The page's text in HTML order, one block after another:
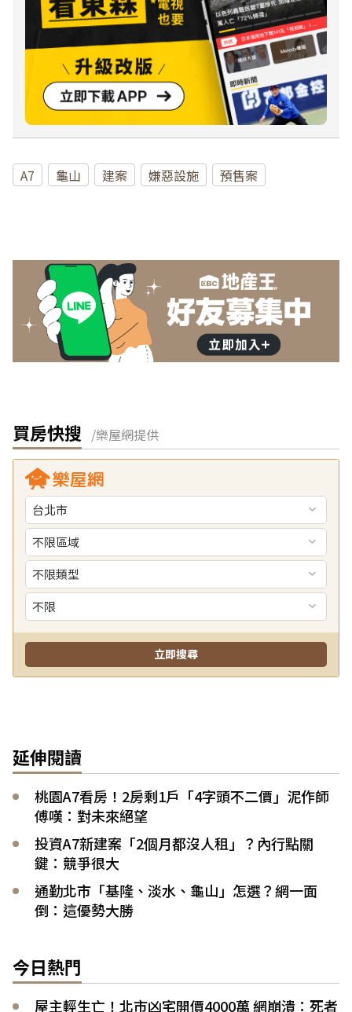
A7 龜山 建案 嫌惡設施 預售案
買房快搜 /樂屋網提供
延伸閱讀
桃園A7看房！2房剩1戶「4字頭不二價」泥作師
傅嘆：對未來絕望
投資A7新建案「2個月都沒人租」？內行點關
鍵：競爭很大
通勤北市「基隆、淡水、龜山」怎選？網一面
倒：這優勢大勝
今日熱門
屋主輕生亡！北市凶宅開價4000萬 網崩潰：死者